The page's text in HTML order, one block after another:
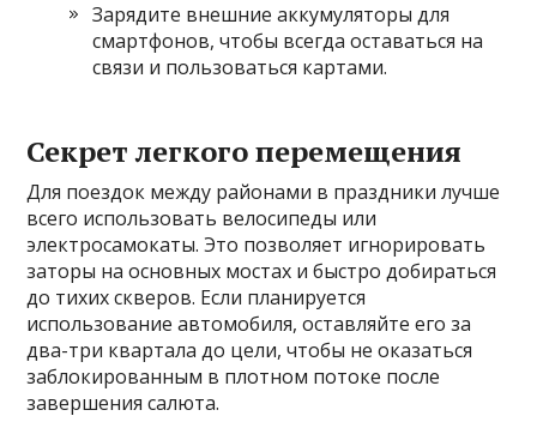
Зарядите внешние аккумуляторы для
смартфонов, чтобы всегда оставаться на
связи и пользоваться картами.
Секрет легкого перемещения
Для поездок между районами в праздники лучше
всего использовать велосипеды или
электросамокаты. Это позволяет игнорировать
заторы на основных мостах и быстро добираться
до тихих скверов. Если планируется
использование автомобиля, оставляйте его за
два-три квартала до цели, чтобы не оказаться
заблокированным в плотном потоке после
завершения салюта.